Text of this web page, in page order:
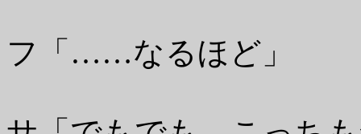
フ「……なるほど」